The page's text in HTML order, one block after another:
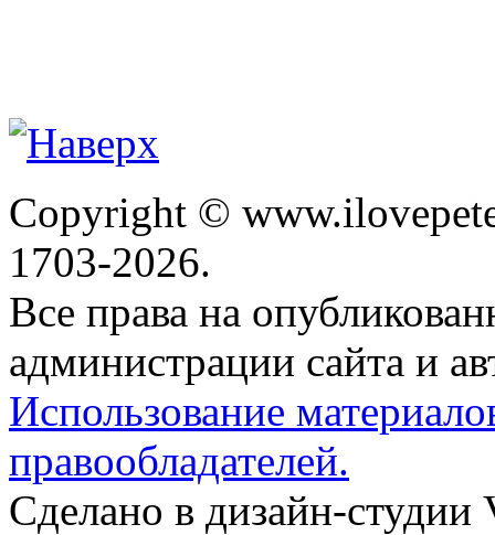
Copyright ©
1703-2026.
Все права на
администрации сайта и
Использование
правообладателей.
Сделано в дизайн-студии